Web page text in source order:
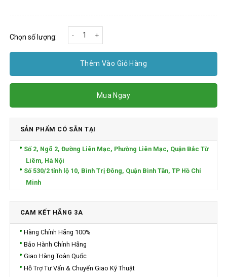
Máy nghiền nghệ tươi 3A3Kw số lượng
Chọn số lượng:
Thêm Vào Giỏ Hàng
Mua Ngay
SẢN PHẨM CÓ SẴN TẠI
Số 2, Ngõ 2, Đường Liên Mạc, Phường Liên Mạc, Quận Bắc Từ
Liêm, Hà Nội
Số 530/2 tỉnh lộ 10, Bình Trị Đông, Quận Bình Tân, TP Hồ Chí
Minh
CAM KẾT HÃNG 3A
Hàng Chính Hãng 100%
Bảo Hành Chính Hãng
Giao Hàng Toàn Quốc
Hỗ Trợ Tư Vấn & Chuyển Giao Kỹ Thuật